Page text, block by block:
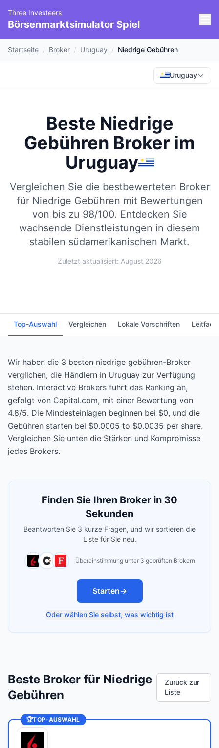
Three Investeers
Börsenmarktsimulator Spiel
Startseite / Broker / Uruguay / Niedrige Gebühren
Uruguay
Beste Niedrige
Gebühren Broker im
Uruguay
Vergleichen Sie die bestbewerteten Broker
für Niedrige Gebühren mit Bewertungen
von bis zu 98/100. Entdecken Sie
wachsende Dienstleistungen in diesem
stabilen südamerikanischen Markt.
Zuletzt aktualisiert: August 2026
Top-Auswahl Vergleichen Lokale Vorschriften
Wir haben die 3 besten niedrige gebühren-Broker
verglichen, die Händlern in Uruguay zur Verfügung
stehen. Interactive Brokers führt das Ranking an,
gefolgt von Capital.com, mit einer Bewertung von
4.8/5. Die Mindesteinlagen beginnen bei $0, und die
Gebühren starten bei $0.0005 to $0.0035 per share.
Vergleichen Sie unten die Stärken und Kompromisse
jedes Brokers.
Finden Sie Ihren Broker in 30
Sekunden
Beantworten Sie 3 kurze Fragen, und wir sortieren die
Liste für Sie neu.
Übereinstimmung unter 3 geprüften Brokern
Starten→
Oder wählen Sie selbst, was wichtig ist
Beste Broker für Niedrige
Gebühren
Zurück zur
Liste
🏆TOP-AUSWAHL